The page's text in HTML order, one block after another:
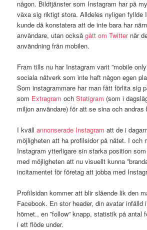
någon. Bildtjänster som Instagram har på
växa sig riktigt stora. Alldeles nyligen fyllde
kunde då konstatera att de inte bara har
användare, utan ocksågått om Twitternär
användning från mobilen.
Fram tills nu har Instagram varit ”mobile
sociala nätverk som inte haft någon egen
Som instagrammare har man fått förlita sig
som Extragram ochStatigram (som i
miljon användare) för att se sina och andras
I kvällannonserade Instagram att de i
möjligheten att ha profilsidor på nätet. I och
Instagram ytterligare sin starka position
med möjligheten att nu visuellt kunna
incitamentet för företag att jobba med
Profilsidan kommer att blir slående lik den
Facebook. En stor header, din avatar infälld
hörnet., en ”follow” knapp, statistik på antal
i ett flöde under.